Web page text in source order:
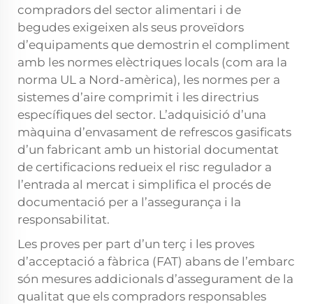
compradors del sector alimentari i de
begudes exigeixen als seus proveïdors
d’equipaments que demostrin el compliment
amb les normes elèctriques locals (com ara la
norma UL a Nord-amèrica), les normes per a
sistemes d’aire comprimit i les directrius
específiques del sector. L’adquisició d’una
màquina d’envasament de refrescos gasificats
d’un fabricant amb un historial documentat
de certificacions redueix el risc regulador a
l’entrada al mercat i simplifica el procés de
documentació per a l’assegurança i la
responsabilitat.
Les proves per part d’un terç i les proves
d’acceptació a fàbrica (FAT) abans de l’embarc
són mesures addicionals d’assegurament de la
qualitat que els compradors responsables